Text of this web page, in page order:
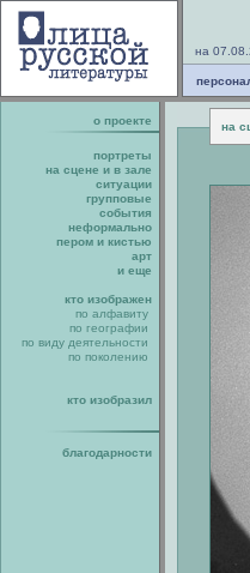
на
о проекте на
портреты
на сцене и в зале
ситуации
групповые
события
неформально
пером и кистью
арт
и еще
кто изображен
по алфавиту
по географии
по виду деятельности
по поколению
кто изобразил
благодарности